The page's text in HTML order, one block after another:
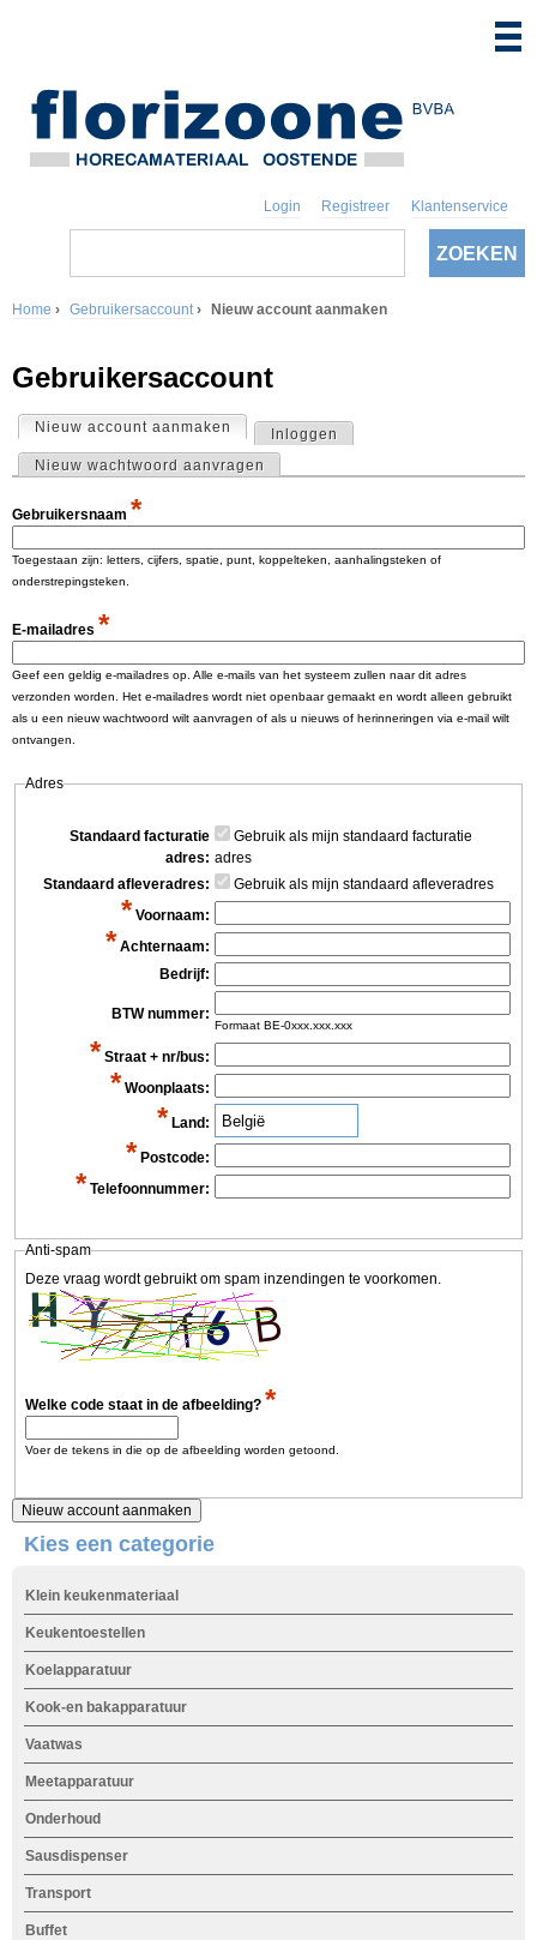
Login Registreer Klantenservice
Z
o
l
d
k
b
n
t
h
e
Home › Gebruikersaccount› Nieuw account aanmaken
Gebruikersaccount
P
i
i
r
e
t
Nieuw account aanmaken (actieve tabblad)
Inloggen
Nieuw wachtwoord aanvragen
Gebruikersnaam *
Toegestaan zijn: letters, cijfers, spatie, punt, koppelteken, aanhalingsteken of
onderstrepingsteken.
E-mailadres *
Geef een geldig e-mailadres op. Alle e-mails van het systeem zullen naar dit adres
verzonden worden. Het e-mailadres wordt niet openbaar gemaakt en wordt alleen gebruikt
als u een nieuw wachtwoord wilt aanvragen of als u nieuws of herinneringen via e-mail wilt
ontvangen.
Adres
Standaard facturatie
adres:
Gebruik als mijn standaard facturatie
adres
Standaard afleveradres:
Gebruik als mijn standaard afleveradres
* Voornaam:
* Achternaam:
Bedrijf:
BTW nummer:
Formaat BE-0xxx.xxx.xxx
* Straat + nr/bus:
* Woonplaats:
* Land:
* Postcode:
* Telefoonnummer:
Anti-spam
Deze vraag wordt gebruikt om spam inzendingen te voorkomen.
Welke code staat in de afbeelding? *
Voer de tekens in die op de afbeelding worden getoond.
Kies een categorie
Klein keukenmateriaal
Keukentoestellen
Koelapparatuur
Kook-en bakapparatuur
Vaatwas
Meetapparatuur
Onderhoud
Sausdispenser
Transport
Buffet